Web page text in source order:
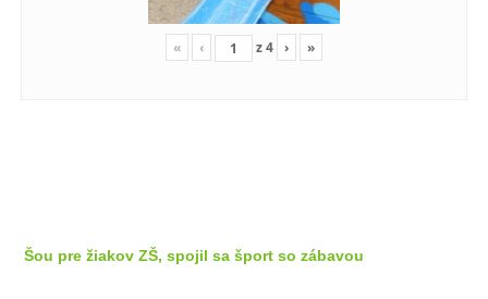
« ‹ z4 › »
Šou pre žiakov ZŠ, spojil sa šport so zábavou